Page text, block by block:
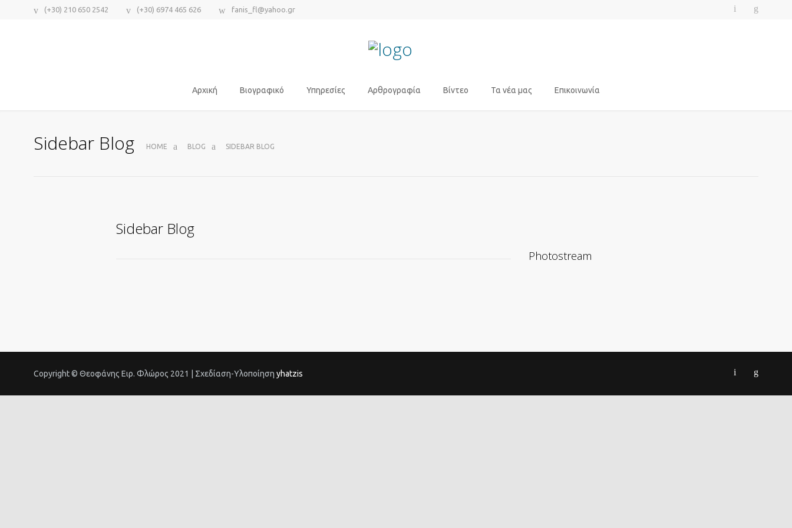
(+30) 210 650 2542 (+30) 6974 465 626 fanis_fl@yahoo.gr
Αρχική Βιογραφικό Υπηρεσίες Αρθρογραφία Βίντεο Τα νέα μας Επικοινωνία
Sidebar Blog HOME BLOG SIDEBAR BLOG
Sidebar Blog
Photostream
Copyright © Θεοφάνης Ειρ. Φλώρος 2021 | Σχεδίαση-Υλοποίηση yhatzis